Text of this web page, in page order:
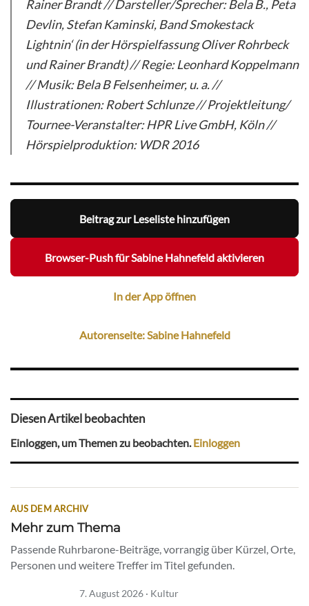
Rainer Brandt // Darsteller/Sprecher: Bela B., Peta
Devlin, Stefan Kaminski, Band Smokestack
Lightnin‘ (in der Hörspielfassung Oliver Rohrbeck
und Rainer Brandt) // Regie: Leonhard Koppelmann
// Musik: Bela B Felsenheimer, u. a. //
Illustrationen: Robert Schlunze // Projektleitung/
Tournee-Veranstalter: HPR Live GmbH, Köln //
Hörspielproduktion: WDR 2016
Beitrag zur Leseliste hinzufügen
Browser-Push für Sabine Hahnefeld aktivieren
In der App öffnen
Autorenseite: Sabine Hahnefeld
Diesen Artikel beobachten
Einloggen, um Themen zu beobachten.Einloggen
AUS DEM ARCHIV
Mehr zum Thema
Passende Ruhrbarone-Beiträge, vorrangig über Kürzel, Orte,
Personen und weitere Treffer im Titel gefunden.
7. August 2026 · Kultur